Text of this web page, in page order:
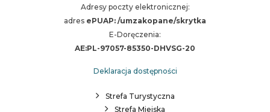
Adresy poczty elektronicznej:
adres ePUAP: /umzakopane/skrytka
E-Doręczenia:
AE:PL-97057-85350-DHVSG-20
Deklaracja dostępności
Strefa Turystyczna
Strefa Miejska